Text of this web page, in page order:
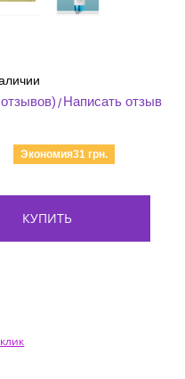
/Написать отзыв
Экономия31 грн.
КУПИТЬ